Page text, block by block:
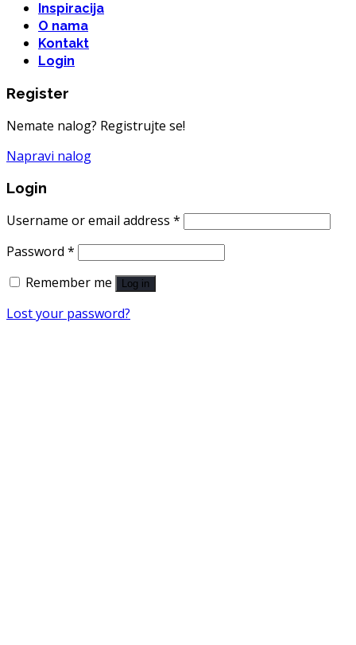
Inspiracija
O nama
Kontakt
Login
Register
Nemate nalog? Registrujte se!
Napravi nalog
Login
Username or email address *
Password *
Remember me
Log in
Lost your password?